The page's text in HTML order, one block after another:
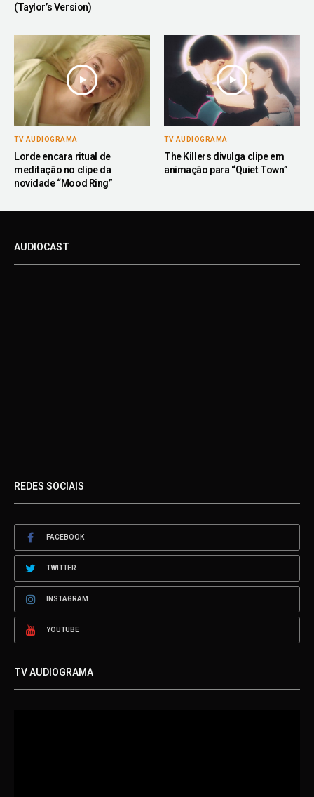
(Taylor’s Version)
TV AUDIOGRAMA
Lorde encara ritual de
meditação no clipe da
novidade “Mood Ring”
TV AUDIOGRAMA
The Killers divulga clipe em
animação para “Quiet Town”
AUDIOCAST
REDES SOCIAIS
FACEBOOK
TWITTER
INSTAGRAM
YOUTUBE
TV AUDIOGRAMA